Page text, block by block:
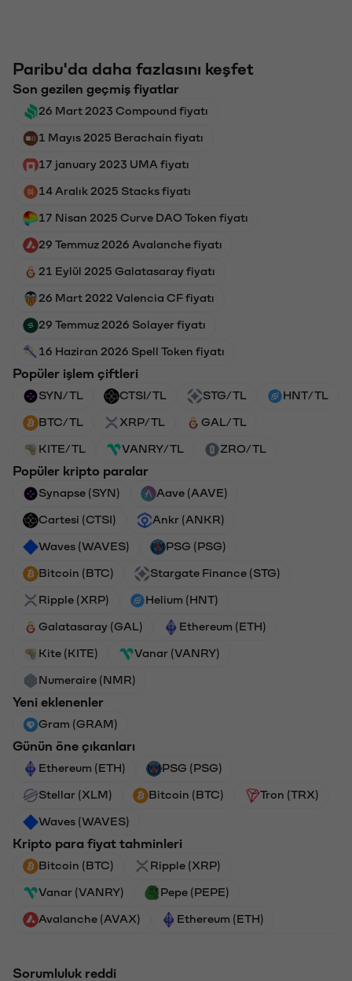
Paribu'da daha fazlasını keşfet
Son gezilen geçmiş fiyatlar
26 Mart 2023 Compound fiyatı
1 Mayıs 2025 Berachain fiyatı
17 january 2023 UMA fiyatı
14 Aralık 2025 Stacks fiyatı
17 Nisan 2025 Curve DAO Token fiyatı
29 Temmuz 2026 Avalanche fiyatı
21 Eylül 2025 Galatasaray fiyatı
26 Mart 2022 Valencia CF fiyatı
29 Temmuz 2026 Solayer fiyatı
16 Haziran 2026 Spell Token fiyatı
Popüler işlem çiftleri
SYN/TL CTSI/TL STG/TL HNT/TL
BTC/TL XRP/TL GAL/TL
KITE/TL VANRY/TL ZRO/TL
Popüler kripto paralar
Synapse (SYN) Aave (AAVE)
Cartesi (CTSI) Ankr (ANKR)
Waves (WAVES) PSG (PSG)
Bitcoin (BTC) Stargate Finance (STG)
Ripple (XRP) Helium (HNT)
Galatasaray (GAL) Ethereum (ETH)
Kite (KITE) Vanar (VANRY)
Numeraire (NMR)
Yeni eklenenler
Gram (GRAM)
Günün öne çıkanları
Ethereum (ETH) PSG (PSG)
Stellar (XLM) Bitcoin (BTC) Tron (TRX)
Waves (WAVES)
Kripto para fiyat tahminleri
Bitcoin (BTC) Ripple (XRP)
Vanar (VANRY) Pepe (PEPE)
Avalanche (AVAX) Ethereum (ETH)
Sorumluluk reddi